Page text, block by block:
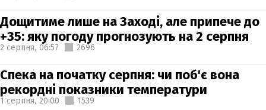
Дощитиме лише на Заході, але припече до
+35: яку погоду прогнозують на 2 серпня
2 серпня, 06:57 2696
Спека на початку серпня: чи поб'є вона
рекордні показники температури
1 серпня, 20:00 1539